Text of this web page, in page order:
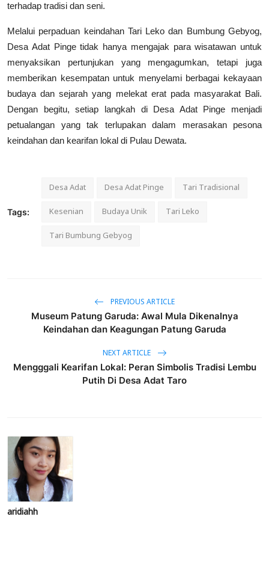
terhadap tradisi dan seni.
Melalui perpaduan keindahan Tari Leko dan Bumbung Gebyog,
Desa Adat Pinge tidak hanya mengajak para wisatawan untuk
menyaksikan pertunjukan yang mengagumkan, tetapi juga
memberikan kesempatan untuk menyelami berbagai kekayaan
budaya dan sejarah yang melekat erat pada masyarakat Bali.
Dengan begitu, setiap langkah di Desa Adat Pinge menjadi
petualangan yang tak terlupakan dalam merasakan pesona
keindahan dan kearifan lokal di Pulau Dewata.
Tags:
Desa Adat Desa Adat Pinge
Tari Tradisional
Kesenian
Budaya Unik
Tari Leko
Tari Bumbung Gebyog
PREVIOUS ARTICLE
Museum Patung Garuda: Awal Mula Dikenalnya
Keindahan dan Keagungan Patung Garuda
NEXT ARTICLE
Mengggali Kearifan Lokal: Peran Simbolis Tradisi Lembu
Putih Di Desa Adat Taro
aridiahh